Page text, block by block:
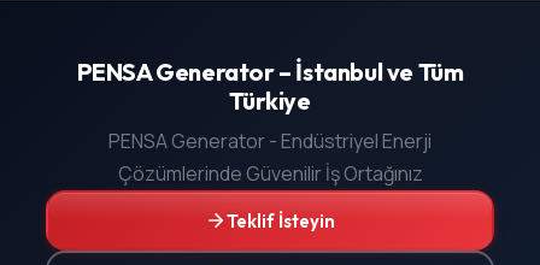
PENSA Generator – İstanbul ve Tüm
Türkiye
PENSA Generator - Endüstriyel Enerji
Çözümlerinde Güvenilir İş Ortağınız
Teklif İsteyin